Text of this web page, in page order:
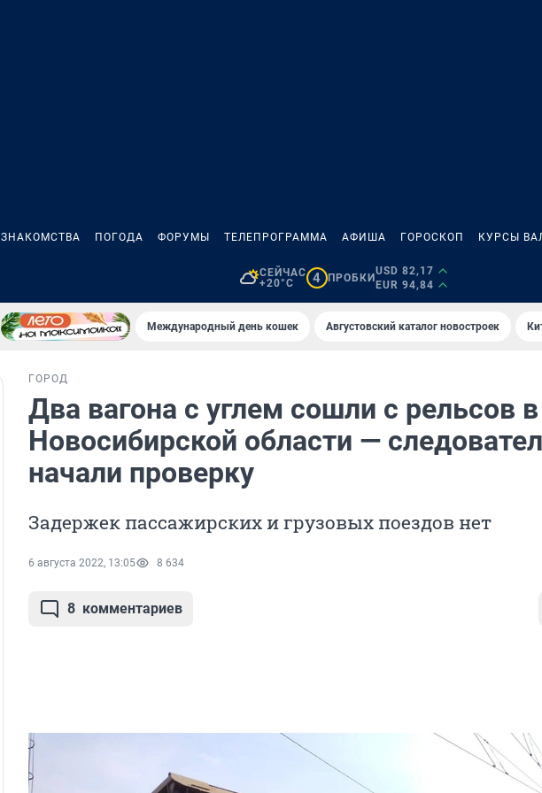
ЗНАКОМСТВА ПОГОДА ФОРУМЫ ТЕЛЕПРОГРАММА АФИША ГОРОСКОП КУРСЫ
СЕЙЧАС
+20°C
4 ПРОБКИ
USD 82,17
EUR 94,84
Международный день кошек Августовский каталог новостроек
ГОРОД
Два вагона с углем сошли с рельсов в
Новосибирской области —
начали проверку
Задержек пассажирских и грузовых поездов нет
6 августа 2022, 13:05 8 634
8 комментариев